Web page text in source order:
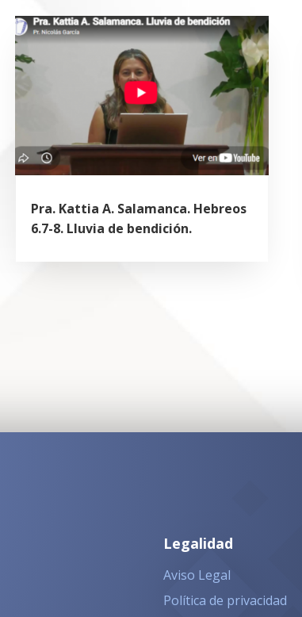
Pra. Kattia A. Salamanca. Hebreos
6.7-8. Lluvia de bendición.
Legalidad
Aviso Legal
Política de privacidad